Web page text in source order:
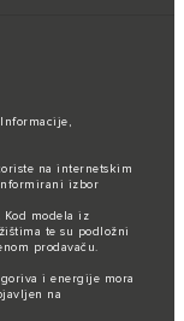
na internetskim
izbor
modela iz
te su podložni
prodavaču.
i energije mora
na